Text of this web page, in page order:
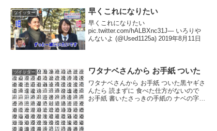
ツイッター 早くこれになりたい
早くこれになりたい
pic.twitter.com/hALBXnc31J— いろりや
んないよ (@Used1125a) 2019年8月11日
ツイッター ワタナベさんから お手紙 ついた
ワタナベさんから お手紙 ついた黒ヤギさ
んたら 読まずに 食べた仕方がないので
お手紙 書いたさっきの手紙の ナベの字